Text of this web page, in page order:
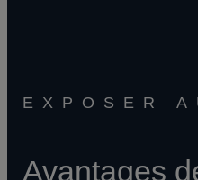
EXPOSER
Avantages